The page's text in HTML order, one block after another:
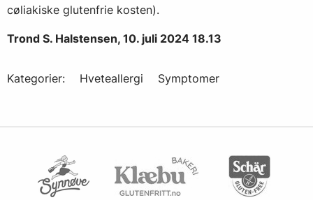
cøliakiske glutenfrie kosten).
Trond S. Halstensen, 10. juli 2024 18.13
Kategorier: Hveteallergi Symptomer